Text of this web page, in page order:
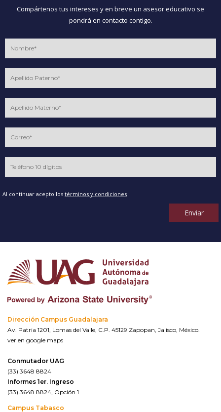
Compártenos tus intereses y en breve un asesor educativo se
pondrá en contacto contigo.
Al continuar acepto los términos y condiciones
Enviar
Dirección Campus Guadalajara
Av. Patria 1201, Lomas del Valle, C.P. 45129 Zapopan, Jalisco, México.
ver en google maps
Conmutador UAG
(33) 3648 8824
Informes 1er. Ingreso
(33) 3648 8824, Opción 1
Campus Tabasco